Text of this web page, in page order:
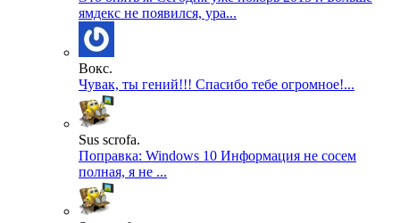
ямдекс не появился, ура...
Вокс.
Чувак, ты гений!!! Спасибо тебе огромное!...
Sus scrofa.
Поправка: Windows 10 Информация не сосем
полная, я не ...